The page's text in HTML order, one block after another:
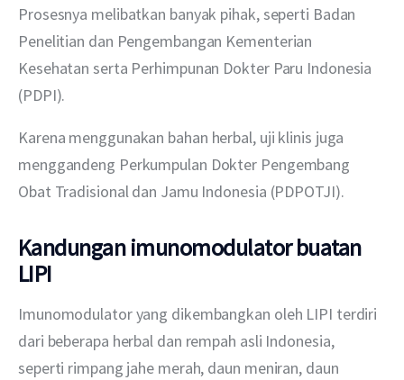
Prosesnya melibatkan banyak pihak, seperti Badan
Penelitian dan Pengembangan Kementerian
Kesehatan serta Perhimpunan Dokter Paru Indonesia
(PDPI).
Karena menggunakan bahan herbal, uji klinis juga
menggandeng Perkumpulan Dokter Pengembang
Obat Tradisional dan Jamu Indonesia (PDPOTJI).
Kandungan imunomodulator buatan
LIPI
Imunomodulator yang dikembangkan oleh LIPI terdiri
dari beberapa herbal dan rempah asli Indonesia,
seperti rimpang jahe merah, daun meniran, daun